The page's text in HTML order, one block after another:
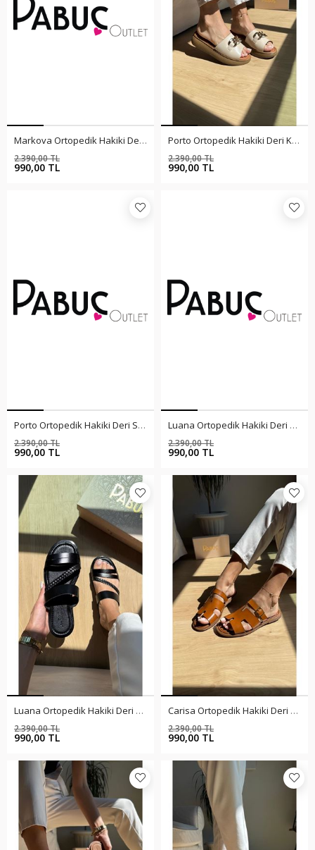
Markova Ortopedik Hakiki Deri Taba Terlik
990,00 TL
2.390,00 TL
Porto Ortopedik Hakiki Deri Krem Terlik
990,00 TL
2.390,00 TL
Porto Ortopedik Hakiki Deri Siyah Terlik
990,00 TL
2.390,00 TL
Luana Ortopedik Hakiki Deri Taba Terlik
990,00 TL
2.390,00 TL
Luana Ortopedik Hakiki Deri Siyah Terlik
990,00 TL
2.390,00 TL
Carisa Ortopedik Hakiki Deri Taba Terlik
990,00 TL
2.390,00 TL